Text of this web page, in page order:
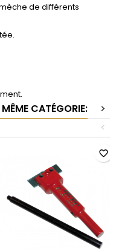
de différents
CATÉGORIE:
>
<
favorite_border